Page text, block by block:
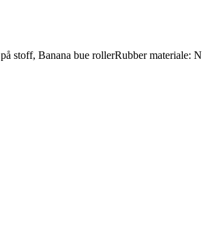
stoff, Banana bue rollerRubber